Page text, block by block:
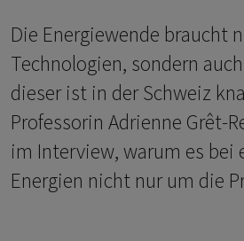
Die Energiewende braucht
Technologien, sondern
dieser ist in der Schweiz
Professorin Adrienne Grêt-
im Interview, warum es bei
Energien nicht nur um die